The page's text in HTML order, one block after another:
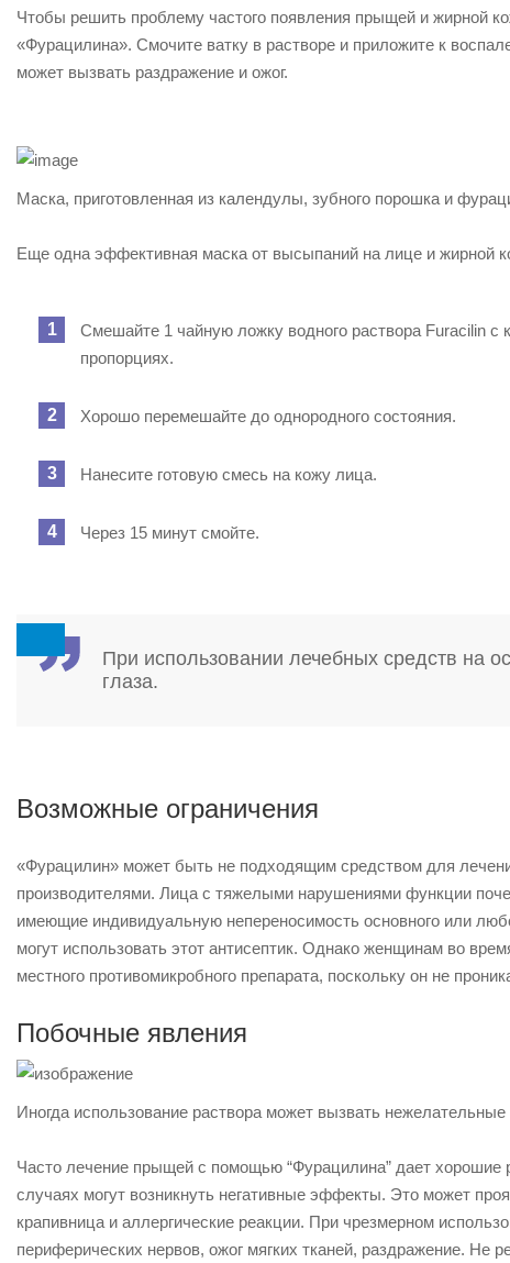
Чтобы решить проблему частого появления прыщей и жирной
«Фурацилина». Смочите ватку в растворе и приложите к
может вызвать раздражение и ожог.
Маска, приготовленная из календулы, зубного порошка и
Еще одна эффективная маска от высыпаний на лице и жирной
Смешайте 1 чайную ложку водного раствора Furacilin
пропорциях.
Хорошо перемешайте до однородного состояния.
Нанесите готовую смесь на кожу лица.
Через 15 минут смойте.
При использовании лечебных средств на
глаза.
Возможные ограничения
«Фурацилин» может быть не подходящим средством для
производителями. Лица с тяжелыми нарушениями функции
имеющие индивидуальную непереносимость основного или
могут использовать этот антисептик. Однако женщинам во
местного противомикробного препарата, поскольку он не
Побочные явления
Иногда использование раствора может вызвать нежелательные
Часто лечение прыщей с помощью “Фурацилина” дает
случаях могут возникнуть негативные эффекты. Это может
крапивница и аллергические реакции. При чрезмерном
периферических нервов, ожог мягких тканей, раздражение. Не